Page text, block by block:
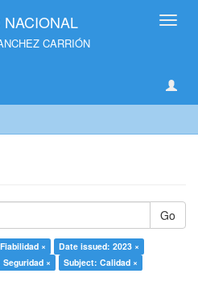
CARRIÓN
Go
×
Date issued: 2023 ×
×
Subject: Calidad ×